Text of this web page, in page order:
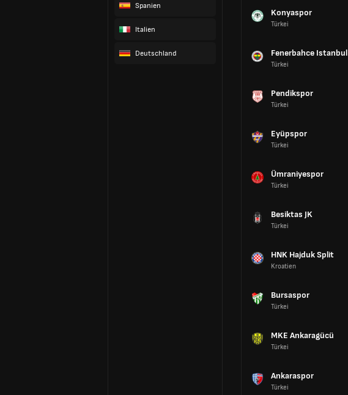
Spanien
Italien
Deutschland
Konyaspor
Türkei
Fenerbahce Istanbul
Türkei
Pendikspor
Türkei
Eyüpspor
Türkei
Ümraniyespor
Türkei
Besiktas JK
Türkei
HNK Hajduk Split
Kroatien
Bursaspor
Türkei
MKE Ankaragücü
Türkei
Ankaraspor
Türkei